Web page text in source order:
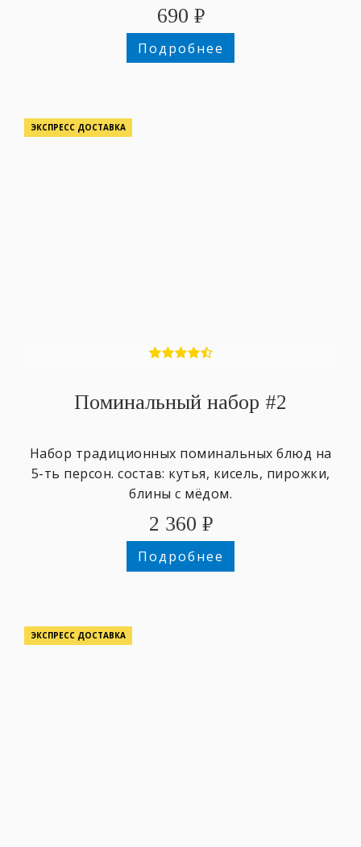
690 ₽
Подробнее
ЭКСПРЕСС ДОСТАВКА
Поминальный набор #2
Набор традиционных поминальных блюд на
5-ть персон. состав: кутья, кисель, пирожки,
блины с мёдом.
2 360 ₽
Подробнее
ЭКСПРЕСС ДОСТАВКА